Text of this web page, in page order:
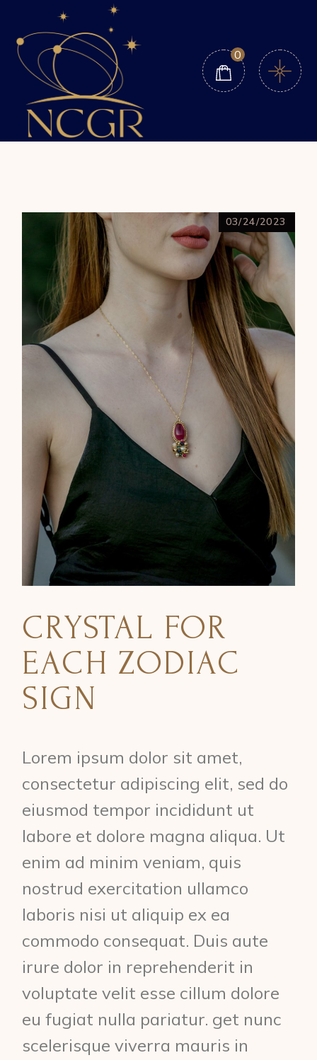
0
03/24/2023
CRYSTAL FOR
EACH ZODIAC
SIGN
Lorem ipsum dolor sit amet,
consectetur adipiscing elit, sed do
eiusmod tempor incididunt ut
labore et dolore magna aliqua. Ut
enim ad minim veniam, quis
nostrud exercitation ullamco
laboris nisi ut aliquip ex ea
commodo consequat. Duis aute
irure dolor in reprehenderit in
voluptate velit esse cillum dolore
eu fugiat nulla pariatur. get nunc
scelerisque viverra mauris in